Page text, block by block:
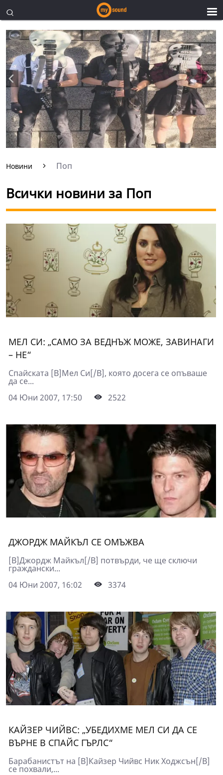
Новини Поп
Всички новини за Поп
МЕЛ СИ: „САМО ЗА ВЕДНЪЖ МОЖЕ, ЗАВИНАГИ
– НЕ“
Спайската [B]Мел Си[/B], която досега се опъваше
да се...
04 Юни 2007, 17:50
2522
ДЖОРДЖ МАЙКЪЛ СЕ ОМЪЖВА
[B]Джордж Майкъл[/B] потвърди, че ще сключи
граждански...
04 Юни 2007, 16:02
3374
КАЙЗЕР ЧИЙВС: „УБЕДИХМЕ МЕЛ СИ ДА СЕ
ВЪРНЕ В СПАЙС ГЪРЛС“
Барабанистът на [B]Кайзер Чийвс Ник Ходжсън[/B]
се похвали,...